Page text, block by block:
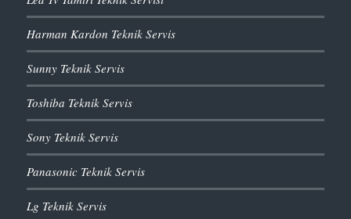
Harman Kardon Teknik Servis
Sunny Teknik Servis
Toshiba Teknik Servis
Sony Teknik Servis
Panasonic Teknik Servis
Lg Teknik Servis